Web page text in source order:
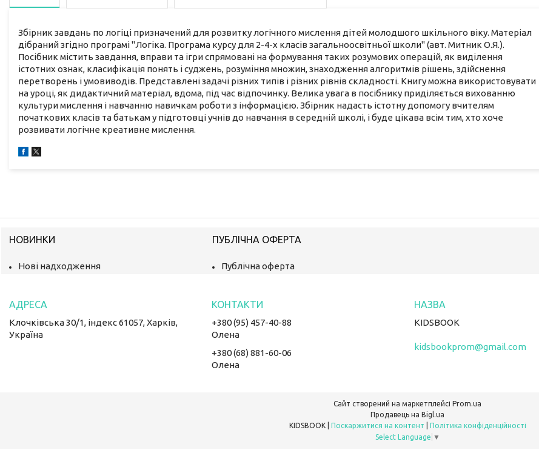
Збірник завдань по логіці призначений для розвитку логічного мислення дітей молодшого шкільного віку. Матеріал
дібраний згідно програмі "Логіка. Програма курсу для 2-4-х класів загальноосвітньої школи" (авт. Митник О.Я.).
Посібник містить завдання, вправи та ігри спрямовані на формування таких розумових операцій, як виділення
істотних ознак, класифікація понять і суджень, розуміння множин, знаходження алгоритмів рішень, здійснення
перетворень і умовиводів. Представлені задачі різних типів і різних рівнів складності. Книгу можна використовувати
на уроці, як дидактичний матеріал, вдома, під час відпочинку. Велика увага в посібнику приділяється вихованню
культури мислення і навчанню навичкам роботи з інформацією. Збірник надасть істотну допомогу вчителям
початкових класів та батькам у підготовці учнів до навчання в середній школі, і буде цікава всім тим, хто хоче
розвивати логічне креативне мислення.
НОВИНКИ
Нові надходження
ПУБЛІЧНА ОФЕРТА
Публічна оферта
Клочківська 30/1, індекс 61057, Харків,
Україна
+380 (95) 457-40-88
Олена
+380 (68) 881-60-06
Олена
KIDSBOOK
kidsbookprom@gmail.com
Сайт створений на маркетплейсі Prom.ua
Продавець на Bigl.ua
Поскаржитися на контент
Політика конфіденційності
Select Language ▼